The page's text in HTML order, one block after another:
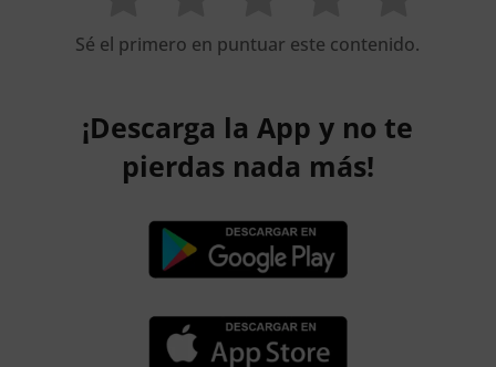
Sé el primero en puntuar este contenido.
¡Descarga la App y no te
pierdas nada más!